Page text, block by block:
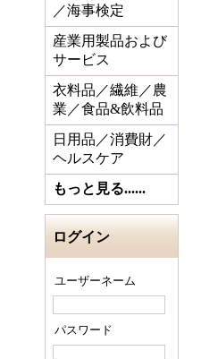
／海事検定
産業用製品および
サービス
衣料品／繊維／農
業／食品&飲料品
日用品／消費財／
ヘルスケア
もっと見る......
ログイン
ユーザーネーム
パスワード